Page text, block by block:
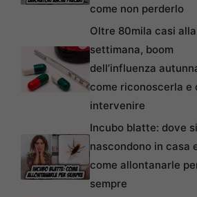
come non perderlo
Oltre 80mila casi alla
settimana, boom
dell’influenza
come riconoscerla e
intervenire
Incubo blatte: dove si
nascondono in casa
come allontanarle
sempre